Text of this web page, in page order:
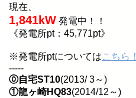
現在、
1,841kW 発電中！！
《発電所pt：45,771pt》
※発電所ptについてはこちら！
-----
⓪自宅ST10(2013/ 3～)
①龍ヶ崎HQ83(2014/12～)